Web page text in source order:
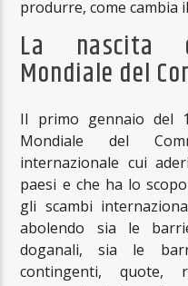
produrre, come cambia
La nascita
Mondiale del
Il primo gennaio del
Mondiale del
internazionale cui
paesi e che ha lo
gli scambi
abolendo sia le
doganali, sia le
contingenti, quote,